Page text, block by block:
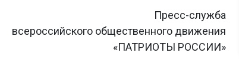
Пресс-служба
всероссийского общественного движения
«ПАТРИОТЫ РОССИИ»